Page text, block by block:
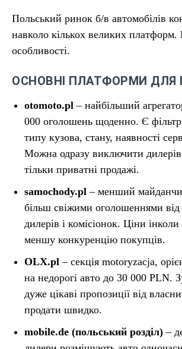
Польський ринок б/в автомобілів
навколо кількох великих платформ.
особливості.
ОСНОВНІ ПЛАТФОРМИ
otomoto.pl – найбільший
000 оголошень щоденно. Є
типу кузова, стану, наявності
Можна одразу виключити
тільки приватні продажі.
samochody.pl – менший
більш свіжими оголошеннями від
дилерів і комісіонок. Ціни
меншу конкуренцію покупців.
OLX.pl – секція motoryzacja,
на недорогі авто до 30 000 PLN.
дуже цікаві пропозиції від
продати швидко.
mobile.de (польський розділ) –